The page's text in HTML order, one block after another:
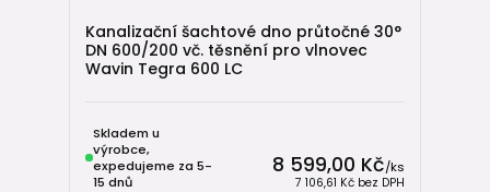
Kanalizační šachtové dno průtočné 30°
DN 600/200 vč. těsnění pro vlnovec
Wavin Tegra 600 LC
8 599,00 Kč/ks
7 106,61 Kč bez DPH
Skladem u
výrobce,
expedujeme za 5-
15 dnů